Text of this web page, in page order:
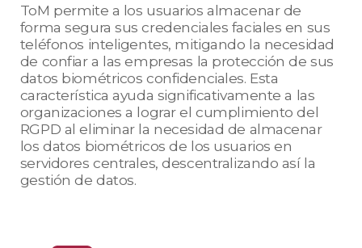
ToM permite a los usuarios almacenar de
forma segura sus credenciales faciales en sus
teléfonos inteligentes, mitigando la necesidad
de confiar a las empresas la protección de sus
datos biométricos confidenciales. Esta
característica ayuda significativamente a las
organizaciones a lograr el cumplimiento del
RGPD al eliminar la necesidad de almacenar
los datos biométricos de los usuarios en
servidores centrales, descentralizando así la
gestión de datos.